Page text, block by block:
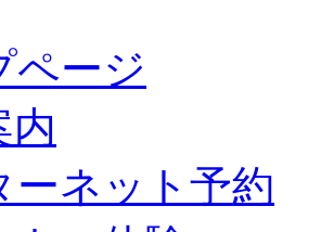
ページ
内
ーネット予約